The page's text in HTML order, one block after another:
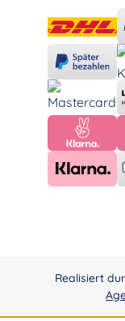
Realisiert